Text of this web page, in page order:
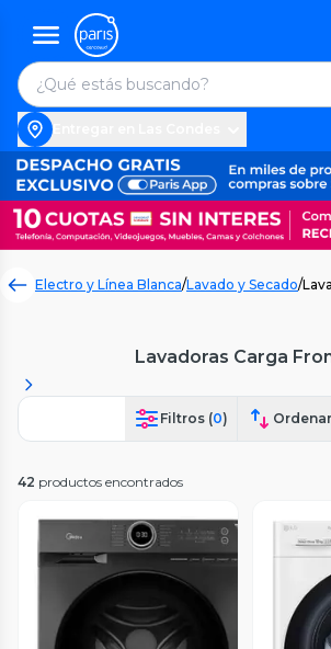
Electro y Línea Blanca/Lavado y Secado/
Lavadoras Carga
Filtros (0) Ordenar
42 productos encontrados